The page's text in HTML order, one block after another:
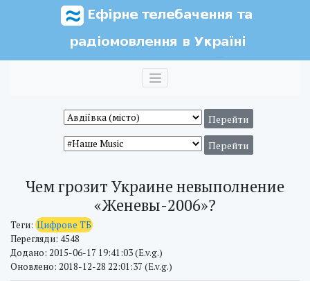
Чем грозит Украине невыполнение
«Женевы-2006»?
Теги: Цифрове ТБ
Перегляди: 4548
Додано: 2015-06-17 19:41:03 (E.v.g.)
Оновлено: 2018-12-28 22:01:37 (E.v.g.)